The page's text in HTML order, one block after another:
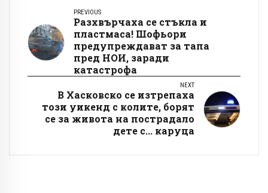
PREVIOUS
Разхвърчаха се стъкла и
пластмаса! Шофьори
предупреждават за тапа
пред НОИ, заради
катастрофа
NEXT
В Хасковско се изтрепаха
този уикенд с колите, борят
се за живота на пострадало
дете с... каруца